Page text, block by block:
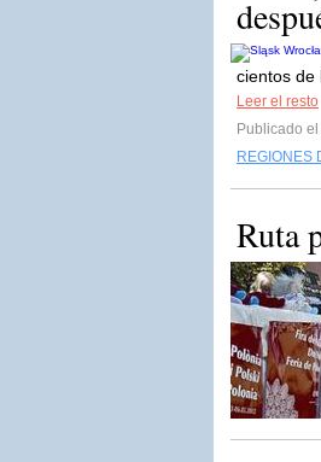
cientos de
Leer el resto
Publicado
REGIONES
Ruta